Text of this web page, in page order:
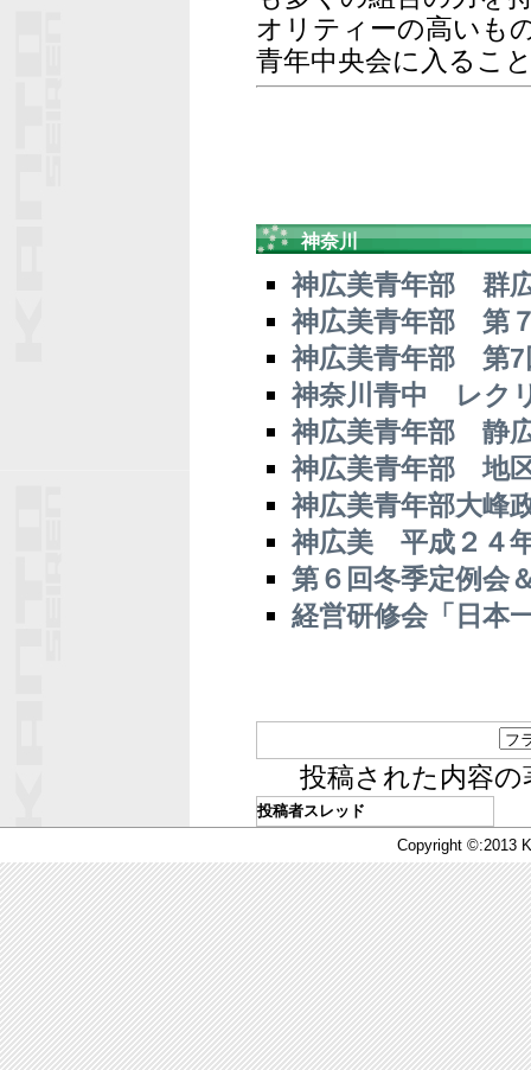
オリティーの高いも
青年中央会に入るこ
神奈川
神広美青年部 群
神広美青年部 第
神広美青年部 第7
神奈川青中 レク
神広美青年部 静
神広美青年部 地
神広美青年部大峰
神広美 平成２４
第６回冬季定例会
経営研修会「日本
投稿された内容
投稿者スレッド
Copyright ©:2013